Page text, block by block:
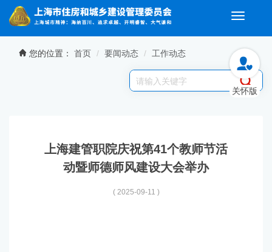
无障碍操作说明 跳转到网站导航区 跳转到主要内容区域
Toggle
您的位置： 首页 要闻动态 工作动态
上海建管职院庆祝第41个教师节活
动暨师德师风建设大会举办
( 2025-09-11 )
关怀版